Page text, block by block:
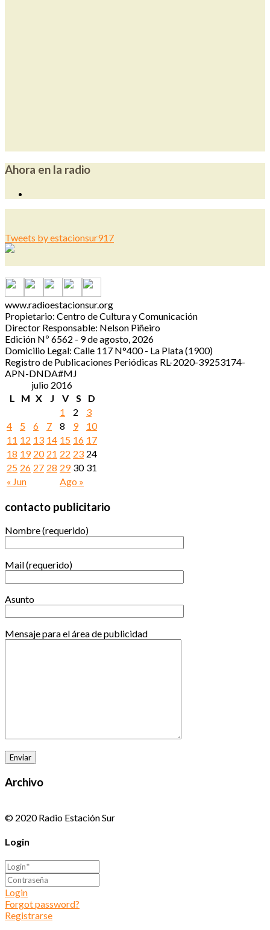
Ahora en la radio
Tweets by estacionsur917
www.radioestacionsur.org
Propietario: Centro de Cultura y Comunicación
Director Responsable: Nelson Piñeiro
Edición Nº 6562 - 9 de agosto, 2026
Domicilio Legal: Calle 117 N°400 - La Plata (1900)
Registro de Publicaciones Periódicas RL-2020-39253174-
APN-DNDA#MJ
julio 2016
L
M X J V S D
« Jun Ago »
1 2
3
4
5 6 7 8 9
10
11 12 13 14 15 16 17
18 19 20 21 22 23 24
25 26 27 28 29 30 31
contacto publicitario
Nombre (requerido)
Mail (requerido)
Asunto
Mensaje para el área de publicidad
Archivo
© 2020 Radio Estación Sur
Login
Login
Forgot password?
Registrarse